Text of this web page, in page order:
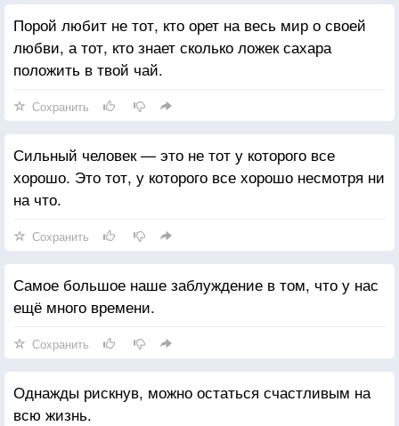
Порой любит не тот, кто орет на весь мир о своей
любви, а тот, кто знает сколько ложек сахара
положить в твой чай.
Сохранить
Сильный человек — это не тот у которого все
хорошо. Это тот, у которого все хорошо несмотря ни
на что.
Сохранить
Самое большое наше заблуждение в том, что у нас
ещё много времени.
Сохранить
Однажды рискнув, можно остаться счастливым на
всю жизнь.